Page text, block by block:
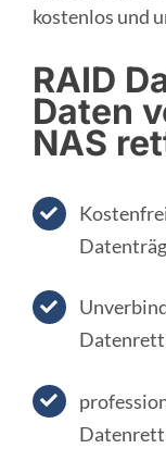
Über uns
Business
kostenlos und
RAID
Daten
NAS